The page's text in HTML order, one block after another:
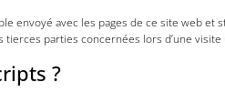
envoyé avec les pages de ce site web
tierces parties concernées lors d’une
?